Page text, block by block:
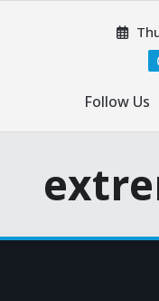
Follow Us